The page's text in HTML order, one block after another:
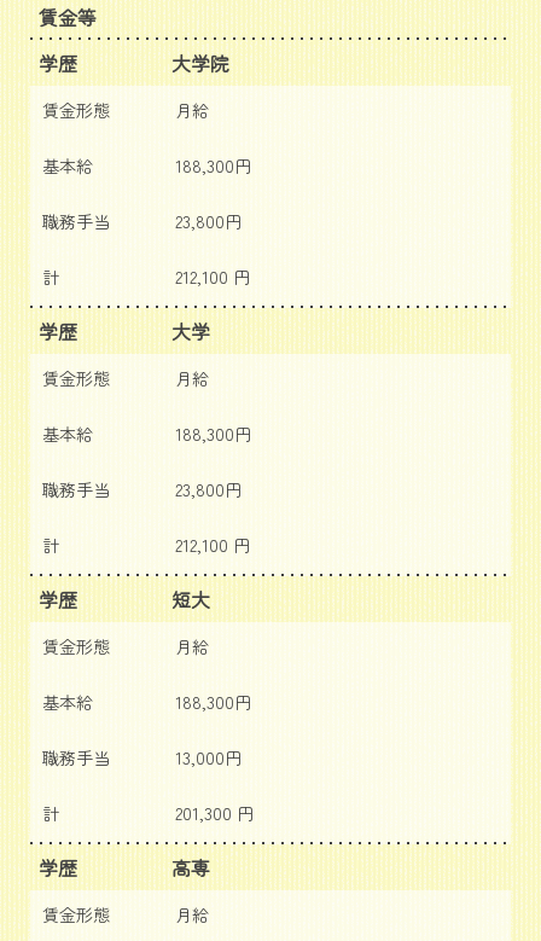
賃金等
学歴
大学院
賃金形態 月給
基本給 188,300円
職務手当 23,800円
計 212,100 円
学歴 大学
賃金形態 月給
基本給 188,300円
職務手当 23,800円
計 212,100 円
学歴 短大
賃金形態 月給
基本給 188,300円
職務手当 13,000円
計 201,300 円
学歴 高専
賃金形態 月給